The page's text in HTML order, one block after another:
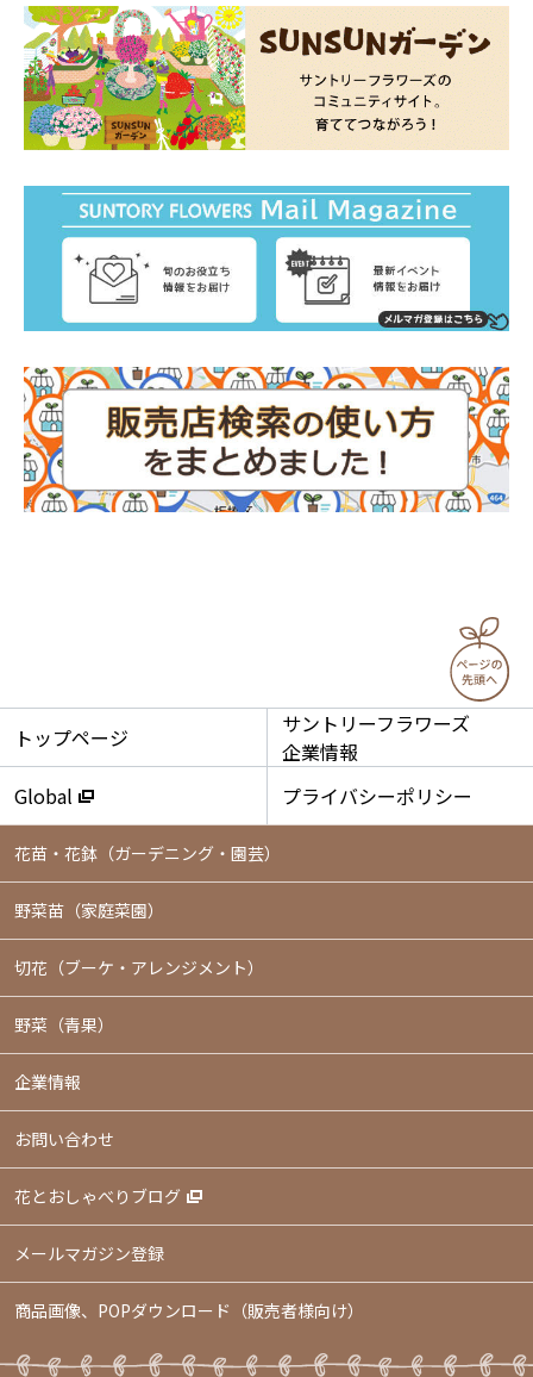
トップページ
サントリーフラワーズ
企業情報
Global
プライバシーポリシー
花苗・花鉢 （ガーデニング・園芸）
野菜苗（家庭菜園）
切花（ブーケ・アレンジメント）
野菜（青果）
企業情報
お問い合わせ
花とおしゃべりブログ
メールマガジン登録
商品画像、POPダウンロード（販売者様向け）